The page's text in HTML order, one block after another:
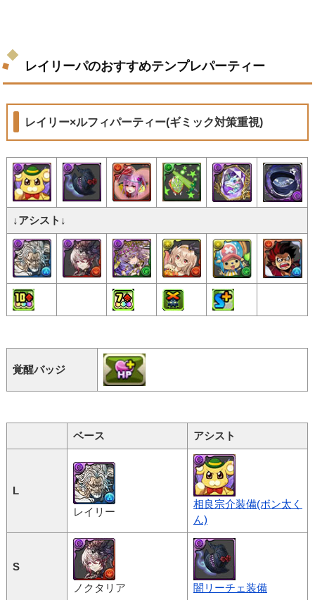
レイリーパのおすすめテンプレパーティー
レイリー×ルフィパーティー(ギミック対策重視)
↓アシスト↓
覚醒バッジ
ベース アシスト
L
レイリー
相良宗介装備(ボン太く
ん)
S
ノクタリア
闇リーチェ装備